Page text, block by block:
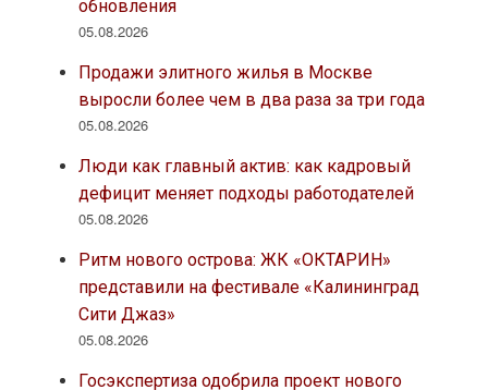
обновления
05.08.2026
Продажи элитного жилья в Москве
выросли более чем в два раза за три года
05.08.2026
Люди как главный актив: как кадровый
дефицит меняет подходы работодателей
05.08.2026
Ритм нового острова: ЖК «ОКТАРИН»
представили на фестивале «Калининград
Сити Джаз»
05.08.2026
Госэкспертиза одобрила проект нового